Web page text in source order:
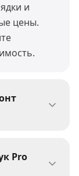
и
цены.
после
Pro